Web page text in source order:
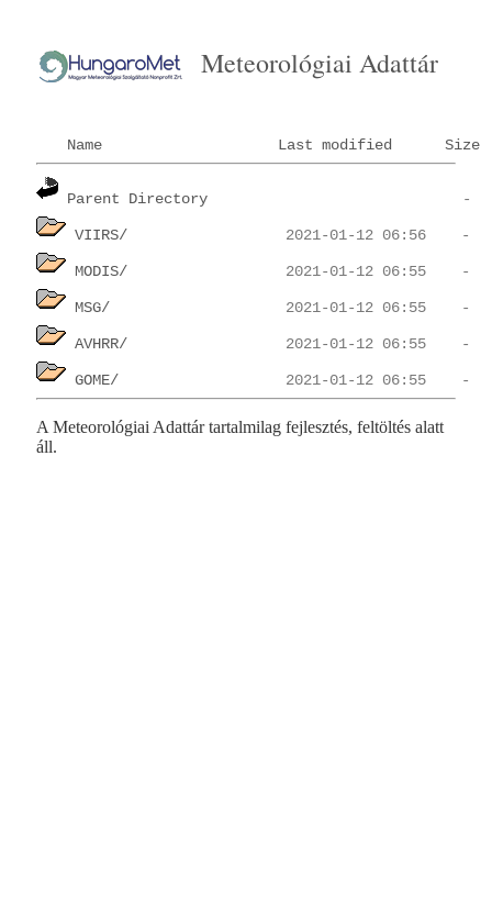
Meteorológiai Adattár
Name Last modified Size
Parent Directory
VIIRS/
MODIS/
MSG/
AVHRR/
GOME/
A Meteorológiai Adattár tartalmilag fejlesztés, feltöltés alatt
áll.